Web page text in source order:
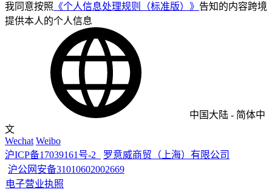
我同意按照 《个人信息处理规则（标准版）》 告知的内容跨境
提供本人的个人信息
中国大陆 - 简体中
文
Wechat Weibo
沪ICP备17039161号-2
罗意威商贸（上海）有限公司
沪公网安备31010602002669
电子营业执照